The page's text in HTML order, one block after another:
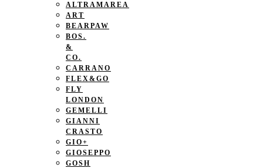
ALTRAMAREA
ART
BEARPAW
BOS.
&
CO.
CARRANO
FLEX&GO
FLY
LONDON
GEMELLI
GIANNI
CRASTO
GIO+
GIOSEPPO
GOSH